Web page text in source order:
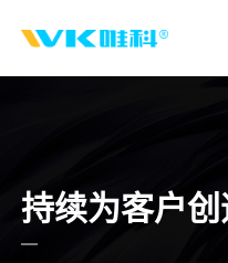
持续为客户